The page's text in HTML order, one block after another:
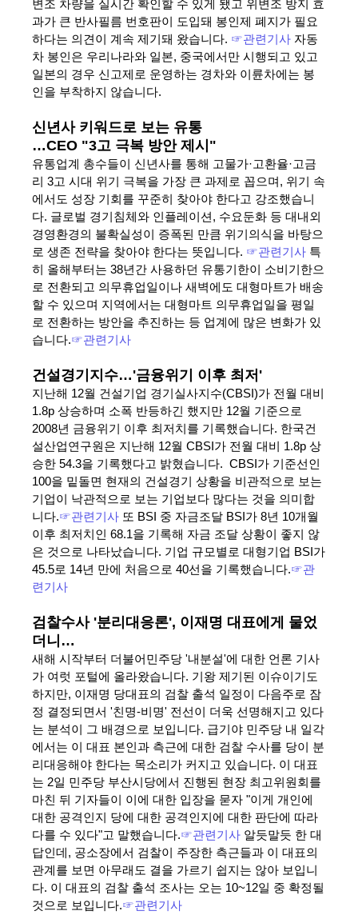
변조 차량을 실시간 확인할 수 있게 됐고 위변조 방지 효
과가 큰 반사필름 번호판이 도입돼 봉인제 폐지가 필요
하다는 의견이 계속 제기돼 왔습니다. ☞관련기사 자동
차 봉인은 우리나라와 일본, 중국에서만 시행되고 있고
일본의 경우 신고제로 운영하는 경차와 이륜차에는 봉
인을 부착하지 않습니다.
신년사 키워드로 보는 유통
…CEO "3고 극복 방안 제시"
유통업계 총수들이 신년사를 통해 고물가·고환율·고금
리 3고 시대 위기 극복을 가장 큰 과제로 꼽으며, 위기 속
에서도 성장 기회를 꾸준히 찾아야 한다고 강조했습니
다. 글로벌 경기침체와 인플레이션, 수요둔화 등 대내외
경영환경의 불확실성이 증폭된 만큼 위기의식을 바탕으
로 생존 전략을 찾아야 한다는 뜻입니다. ☞관련기사 특
히 올해부터는 38년간 사용하던 유통기한이 소비기한으
로 전환되고 의무휴업일이나 새벽에도 대형마트가 배송
할 수 있으며 지역에서는 대형마트 의무휴업일을 평일
로 전환하는 방안을 추진하는 등 업계에 많은 변화가 있
습니다.☞관련기사
건설경기지수…'금융위기 이후 최저'
지난해 12월 건설기업 경기실사지수(CBSI)가 전월 대비
1.8p 상승하며 소폭 반등하긴 했지만 12월 기준으로
2008년 금융위기 이후 최저치를 기록했습니다. 한국건
설산업연구원은 지난해 12월 CBSI가 전월 대비 1.8p 상
승한 54.3을 기록했다고 밝혔습니다. CBSI가 기준선인
100을 밑돌면 현재의 건설경기 상황을 비관적으로 보는
기업이 낙관적으로 보는 기업보다 많다는 것을 의미합
니다.☞관련기사 또 BSI 중 자금조달 BSI가 8년 10개월
이후 최저치인 68.1을 기록해 자금 조달 상황이 좋지 않
은 것으로 나타났습니다. 기업 규모별로 대형기업 BSI가
45.5로 14년 만에 처음으로 40선을 기록했습니다.☞관
련기사
검찰수사 '분리대응론', 이재명 대표에게 물었
더니…
새해 시작부터 더불어민주당 '내분설'에 대한 언론 기사
가 여럿 포털에 올라왔습니다. 기왕 제기된 이슈이기도
하지만, 이재명 당대표의 검찰 출석 일정이 다음주로 잠
정 결정되면서 '친명-비명' 전선이 더욱 선명해지고 있다
는 분석이 그 배경으로 보입니다. 급기야 민주당 내 일각
에서는 이 대표 본인과 측근에 대한 검찰 수사를 당이 분
리대응해야 한다는 목소리가 커지고 있습니다. 이 대표
는 2일 민주당 부산시당에서 진행된 현장 최고위원회를
마친 뒤 기자들이 이에 대한 입장을 묻자 "이게 개인에
대한 공격인지 당에 대한 공격인지에 대한 판단에 따라
다를 수 있다"고 말했습니다.☞관련기사 알듯말듯 한 대
답인데, 공소장에서 검찰이 주장한 측근들과 이 대표의
관계를 보면 아무래도 결을 가르기 쉽지는 않아 보입니
다. 이 대표의 검찰 출석 조사는 오는 10~12일 중 확정될
것으로 보입니다.☞관련기사